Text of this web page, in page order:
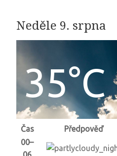
Neděle 9. srpna
35°C
Čas Předpověď
00–